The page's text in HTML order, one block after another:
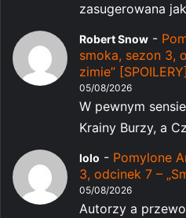
zasugerowana
Robert Snow -
smoka, sezon 3,
zimie” [SPOILERY]
05/08/2026
W pewnym
Krainy Burzy, a
lolo - Pomylone
3, odcinek 7 –
05/08/2026
Autorzy a